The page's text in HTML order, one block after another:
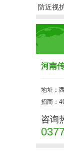
防近视
河南
地址：
招商：
咨询